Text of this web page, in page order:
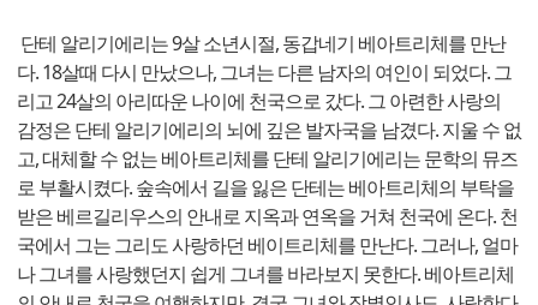
단테 알리기에리는 9살 소년시절, 동갑네기 베아트리체를 만난
다. 18살때 다시 만났으나, 그녀는 다른 남자의 여인이 되었다. 그
리고 24살의 아리따운 나이에 천국으로 갔다. 그 아련한 사랑의
감정은 단테 알리기에리의 뇌에 깊은 발자국을 남겼다. 지울 수 없
고, 대체할 수 없는 베아트리체를 단테 알리기에리는 문학의 뮤즈
로 부활시켰다. 숲속에서 길을 잃은 단테는 베아트리체의 부탁을
받은 베르길리우스의 안내로 지옥과 연옥을 거쳐 천국에 온다. 천
국에서 그는 그리도 사랑하던 베이트리체를 만난다. 그러나, 얼마
나 그녀를 사랑했던지 쉽게 그녀를 바라보지 못한다. 베아트리체